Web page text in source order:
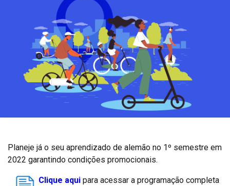
Planeje já o seu aprendizado de alemão no 1º semestre em
2022 garantindo condições promocionais.
Clique aqui para acessar a programação completa